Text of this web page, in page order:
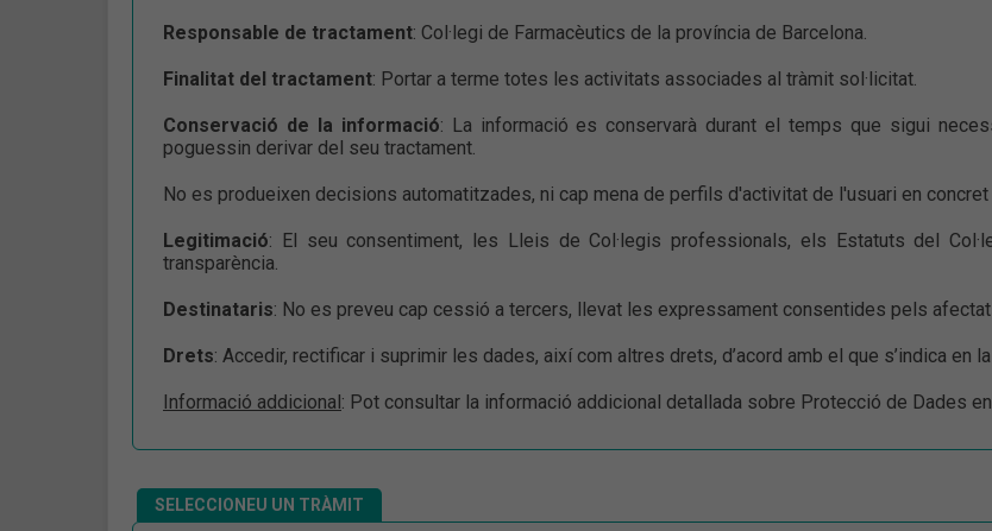
Responsable de tractament: Col·legi de Farmacèutics de la província de Barcelona.
Finalitat del tractament: Portar a terme totes les activitats associades al tràmit sol·licitat.
Conservació de la informació: La informació es conservarà durant el temps que sigui
poguessin derivar del seu tractament.
No es produeixen decisions automatitzades, ni cap mena de perfils d'activitat de l'usuari en
Legitimació: El seu consentiment, les Lleis de Col·legis professionals, els Estatuts del
transparència.
Destinataris: No es preveu cap cessió a tercers, llevat les expressament consentides pels
Drets: Accedir, rectificar i suprimir les dades, així com altres drets, d’acord amb el que s’indica en
Informació addicional : Pot consultar la informació addicional detallada sobre Protecció de Dades
SELECCIONEU UN TRÀMIT